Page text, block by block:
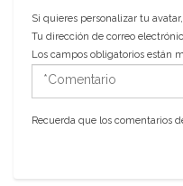
Si quieres personalizar tu
Tu dirección de correo
Los campos obligatorios están
*Comentario
Recuerda que los comentarios